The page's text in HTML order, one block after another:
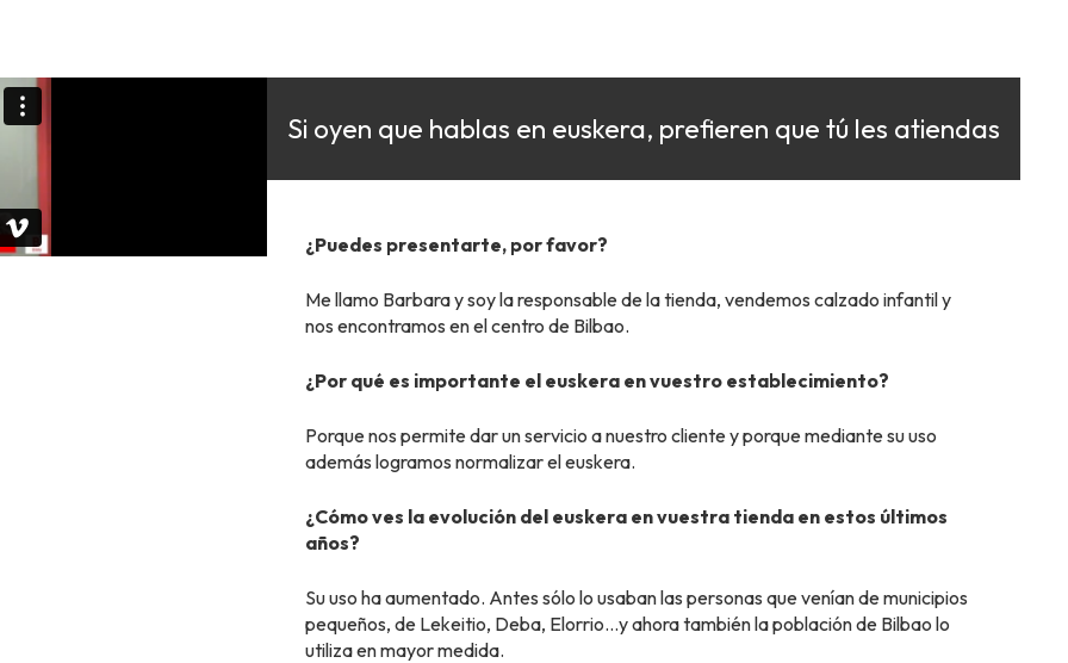
Si oyen que hablas en euskera, prefieren que tú les atiendas
¿Puedes presentarte, por favor?
Me llamo Barbara y soy la responsable de la tienda, vendemos calzado infantil y
nos encontramos en el centro de Bilbao.
¿Por qué es importante el euskera en vuestro establecimiento?
Porque nos permite dar un servicio a nuestro cliente y porque mediante su uso
además logramos normalizar el euskera.
¿Cómo ves la evolución del euskera en vuestra tienda en estos últimos
años?
Su uso ha aumentado. Antes sólo lo usaban las personas que venían de municipios
pequeños, de Lekeitio, Deba, Elorrio…y ahora también la población de Bilbao lo
utiliza en mayor medida.